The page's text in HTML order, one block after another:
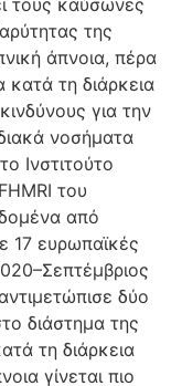
της
άπνοια, πέρα
τη διάρκεια
για την
νοσήματα
Ινστιτούτο
του
από
17 ευρωπαϊκές
δύο
διάστημα της
τη διάρκεια
γίνεται πιο